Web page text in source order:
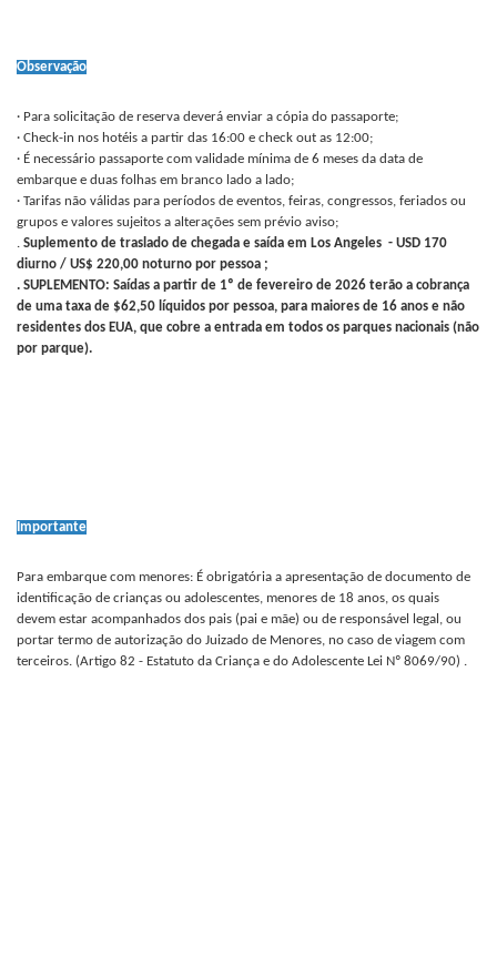
Observação
· Para solicitação de reserva deverá enviar a cópia do passaporte;
· Check-in nos hotéis a partir das 16:00 e check out as 12:00;
· É necessário passaporte com validade mínima de 6 meses da data de
embarque e duas folhas em branco lado a lado;
· Tarifas não válidas para períodos de eventos, feiras, congressos, feriados ou
grupos e valores sujeitos a alterações sem prévio aviso;
. Suplemento de traslado de chegada e saída em Los Angeles - USD 170
diurno / US$ 220,00 noturno por pessoa ;
. SUPLEMENTO: Saídas a partir de 1º de fevereiro de 2026 terão a cobrança
de uma taxa de $62,50 líquidos por pessoa, para maiores de 16 anos e não
residentes dos EUA, que cobre a entrada em todos os parques nacionais (não
por parque).
Importante
Para embarque com menores: É obrigatória a apresentação de documento de
identificação de crianças ou adolescentes, menores de 18 anos, os quais
devem estar acompanhados dos pais (pai e mãe) ou de responsável legal, ou
portar termo de autorização do Juizado de Menores, no caso de viagem com
terceiros. (Artigo 82 - Estatuto da Criança e do Adolescente Lei Nº 8069/90) .